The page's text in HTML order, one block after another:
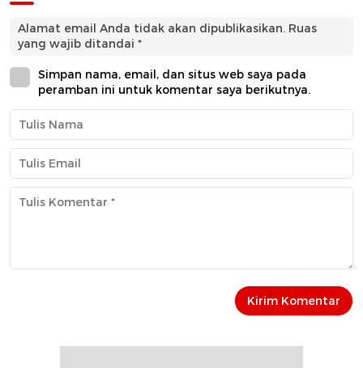
Alamat email Anda tidak akan dipublikasikan. Ruas
yang wajib ditandai *
Simpan nama, email, dan situs web saya pada
peramban ini untuk komentar saya berikutnya.